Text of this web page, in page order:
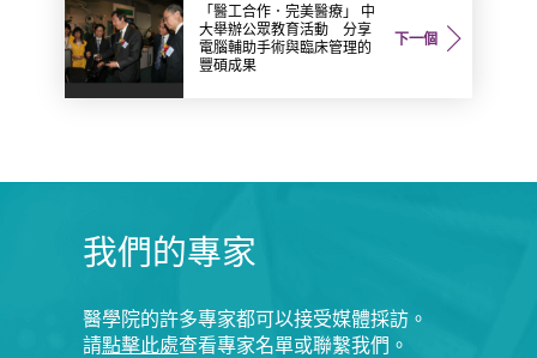
下一個
「醫工合作．完美醫療」 中
大舉辦公眾教育活動 分享
電腦輔助手術與臨床管理的
豐碩成果
我們的專家
醫學院的許多專家都可以接受媒體採訪。
請點擊此處查看專家名單或聯繫我們。